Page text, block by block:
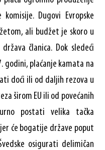
Dugovi Evropske
ali budžet je skoro u
članica. Dok sledeći
godini, plaćanje kamata na
doći ili od daljih rezova u
širom EU ili od povećanih
postati velika tačka
će bogatije države poput
osigurati delimičan